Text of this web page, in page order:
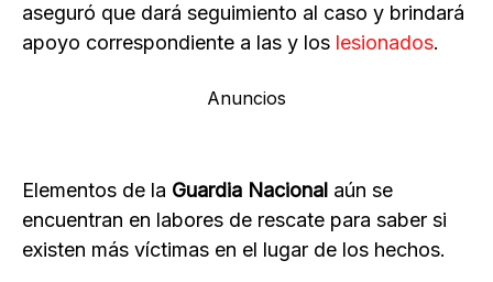
aseguró que dará seguimiento al caso y brindará
apoyo correspondiente a las y los lesionados.
Anuncios
Elementos de la Guardia Nacional aún se
encuentran en labores de rescate para saber si
existen más víctimas en el lugar de los hechos.